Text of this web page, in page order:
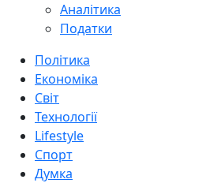
Аналітика
Податки
Політика
Економіка
Світ
Технології
Lifestyle
Спорт
Думка